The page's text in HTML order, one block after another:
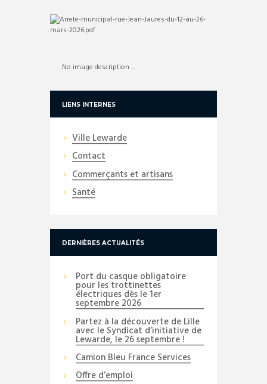
No image description ...
LIENS INTERNES
Ville Lewarde
Contact
Commerçants et artisans
Santé
DERNIÈRES ACTUALITÉS
Port du casque obligatoire
pour les trottinettes
électriques dès le 1er
septembre 2026
Partez à la découverte de Lille
avec le Syndicat d’initiative de
Lewarde, le 26 septembre !
Camion Bleu France Services
Offre d’emploi